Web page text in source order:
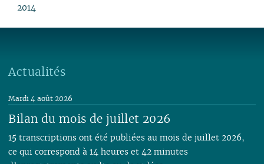
01
2014
Actualités
Bilan du mois de juillet 2026
Mardi 4 août 2026
15 transcriptions ont été publiées au mois de juillet 2026,
ce qui correspond à 14 heures et 42 minutes